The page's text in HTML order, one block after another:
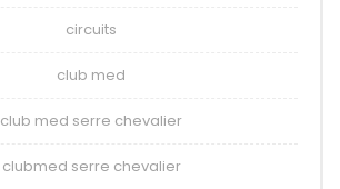
circuits
club med
club med serre chevalier
clubmed serre chevalier